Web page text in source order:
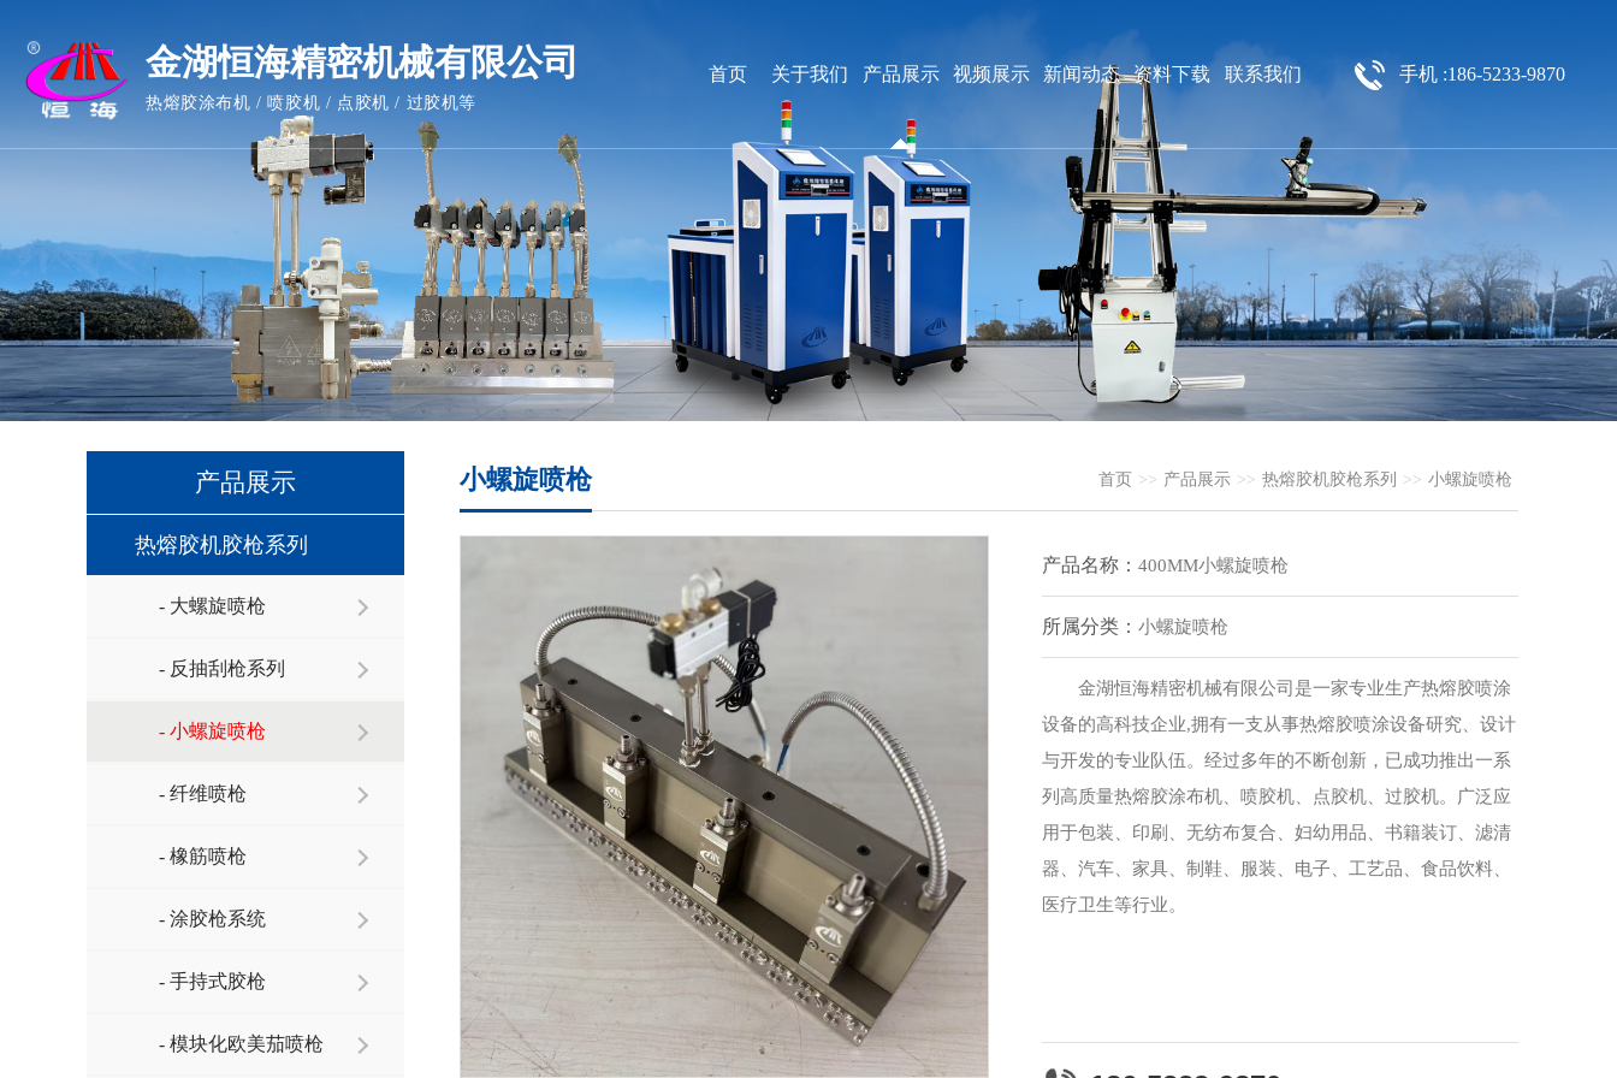
金湖恒海精密机械有限公司
热熔胶涂布机 / 喷胶机 / 点胶机 / 过胶机等
手机 :186-5233-9870
首页 关于我们 产品展示 视频展示 新闻动态 资料下载 联系我们
产品展示
热熔胶机胶枪系列
- 大螺旋喷枪
- 反抽刮枪系列
- 小螺旋喷枪
- 纤维喷枪
- 橡筋喷枪
- 涂胶枪系统
- 手持式胶枪
- 模块化欧美茄喷枪
小螺旋喷枪 首页 >> 产品展示 >> 热熔胶机胶枪系列 >> 小螺旋喷枪
产品名称： 400MM小螺旋喷枪
所属分类： 小螺旋喷枪
金湖恒海精密机械有限公司是一家专业生产热熔胶喷涂
设备的高科技企业,拥有一支从事热熔胶喷涂设备研究、设计
与开发的专业队伍。经过多年的不断创新，已成功推出一系
列高质量热熔胶涂布机、喷胶机、点胶机、过胶机。广泛应
用于包装、印刷、无纺布复合、妇幼用品、书籍装订、滤清
器、汽车、家具、制鞋、服装、电子、工艺品、食品饮料、
医疗卫生等行业。